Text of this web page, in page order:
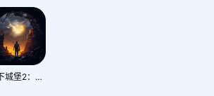
地下城堡2：黑暗觉醒